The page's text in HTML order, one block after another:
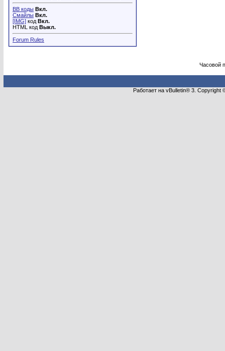
BB коды Вкл.
Смайлы Вкл.
[IMG] код Вкл.
HTML код Выкл.
Forum Rules
Часовой
Работает на vBulletin® 3.